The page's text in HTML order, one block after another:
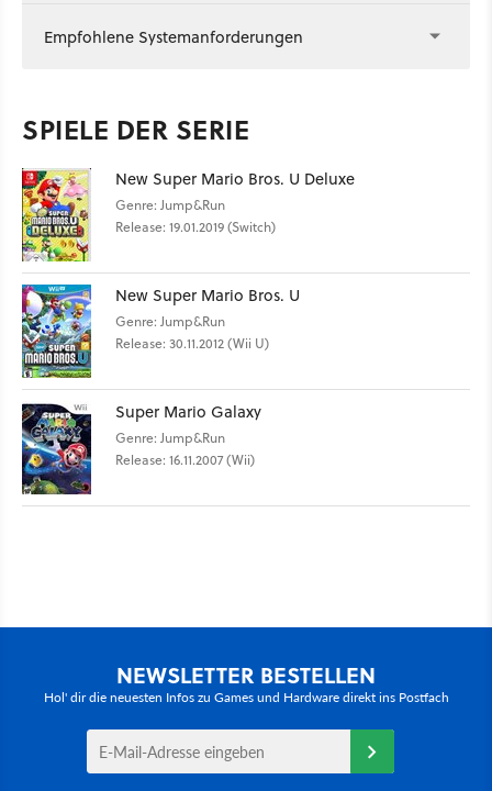
Empfohlene Systemanforderungen
SPIELE DER SERIE
New Super Mario Bros. U Deluxe
Genre: Jump&Run
Release: 19.01.2019 (Switch)
New Super Mario Bros. U
Genre: Jump&Run
Release: 30.11.2012 (Wii U)
Super Mario Galaxy
Genre: Jump&Run
Release: 16.11.2007 (Wii)
NEWSLETTER BESTELLEN
Hol' dir die neuesten Infos zu Games und Hardware direkt ins Postfach